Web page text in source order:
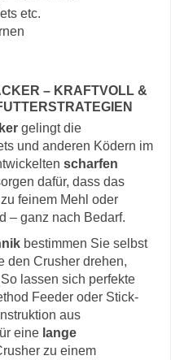
etc.
– KRAFTVOLL &
gelingt die
und anderen Ködern im
scharfen
dafür, dass das
feinem Mehl oder
– ganz nach Bedarf.
bestimmen Sie selbst
den Crusher drehen,
lassen sich perfekte
Feeder oder Stick-
aus
eine lange
zu einem